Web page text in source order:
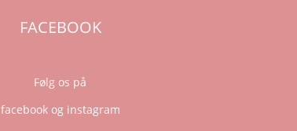
FACEBOOK
Følg os på
facebook og instagram